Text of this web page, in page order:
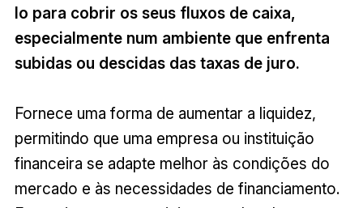
lo para cobrir os seus fluxos de caixa,
especialmente num ambiente que enfrenta
subidas ou descidas das taxas de juro.
Fornece uma forma de aumentar a liquidez,
permitindo que uma empresa ou instituição
financeira se adapte melhor às condições do
mercado e às necessidades de financiamento.